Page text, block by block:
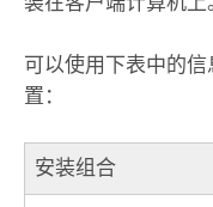
可以使用下表中的
置：
安装组合